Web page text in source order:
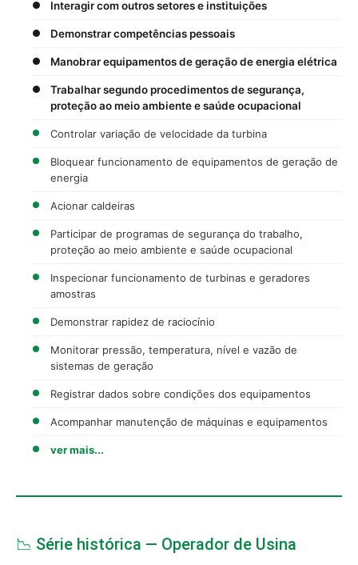
Interagir com outros setores e instituições
Demonstrar competências pessoais
Manobrar equipamentos de geração de energia elétrica
Trabalhar segundo procedimentos de segurança,
proteção ao meio ambiente e saúde ocupacional
Controlar variação de velocidade da turbina
Bloquear funcionamento de equipamentos de geração de
energia
Acionar caldeiras
Participar de programas de segurança do trabalho,
proteção ao meio ambiente e saúde ocupacional
Inspecionar funcionamento de turbinas e geradores
amostras
Demonstrar rapidez de raciocínio
Monitorar pressão, temperatura, nível e vazão de
sistemas de geração
Registrar dados sobre condições dos equipamentos
Acompanhar manutenção de máquinas e equipamentos
ver mais...
📉 Série histórica — Operador de Usina